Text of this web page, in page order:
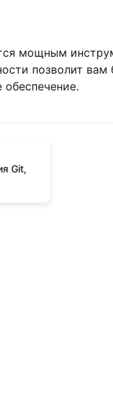
мощным
позволит
Git,